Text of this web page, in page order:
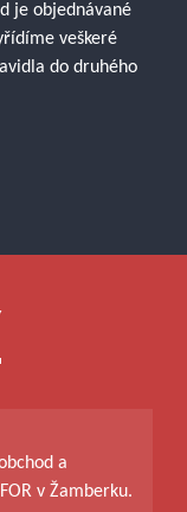
je objednávané
veškeré
do druhého
a
v Žamberku.